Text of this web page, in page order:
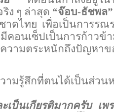
ง ๆ ล่าสุด “จ๊อบ-ธัชพล”
ดไทย เพื่อเป็นการรณ
คอนเซ็ปเป็นการก้าวข้
วามตระหนักถึงปัญหาข
ามรู้สึกที่ตนได้เป็นส่วน
เป็นเกียรติมากครับ เพร